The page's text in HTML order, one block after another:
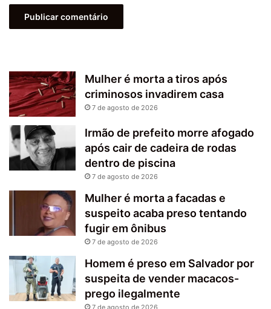
Mulher é morta a tiros após
criminosos invadirem casa
7 de agosto de 2026
Irmão de prefeito morre afogado
após cair de cadeira de rodas
dentro de piscina
7 de agosto de 2026
Mulher é morta a facadas e
suspeito acaba preso tentando
fugir em ônibus
7 de agosto de 2026
Homem é preso em Salvador por
suspeita de vender macacos-
prego ilegalmente
7 de agosto de 2026